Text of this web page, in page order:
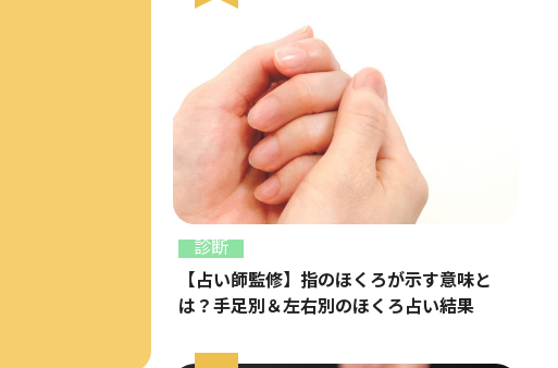
診断
【占い師監修】指のほくろが示す意味と
は？手足別＆左右別のほくろ占い結果